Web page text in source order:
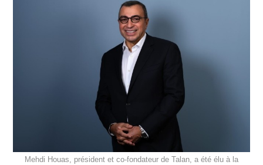
Mehdi Houas, président et co-fondateur de Talan, a été élu à la